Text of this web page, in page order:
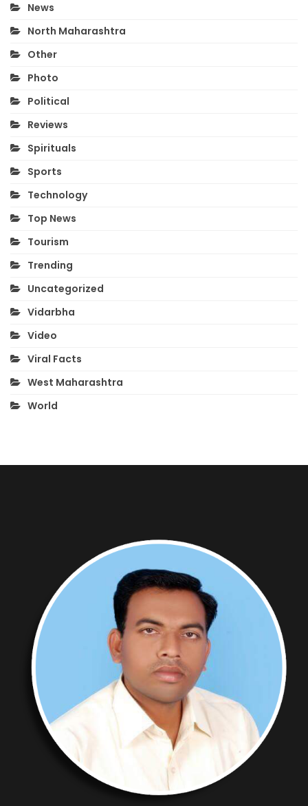
News
North Maharashtra
Other
Photo
Political
Reviews
Spirituals
Sports
Technology
Top News
Tourism
Trending
Uncategorized
Vidarbha
Video
Viral Facts
West Maharashtra
World